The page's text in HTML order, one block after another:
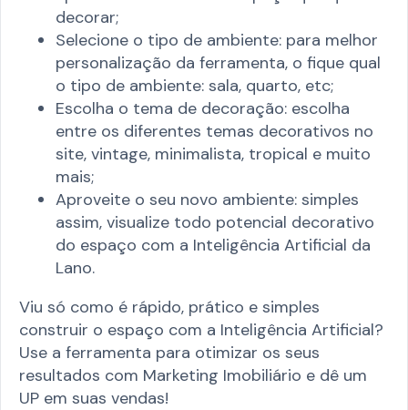
decorar;
Selecione o tipo de ambiente: para melhor
personalização da ferramenta, o fique qual
o tipo de ambiente: sala, quarto, etc;
Escolha o tema de decoração: escolha
entre os diferentes temas decorativos no
site, vintage, minimalista, tropical e muito
mais;
Aproveite o seu novo ambiente: simples
assim, visualize todo potencial decorativo
do espaço com a Inteligência Artificial da
Lano.
Viu só como é rápido, prático e simples
construir o espaço com a Inteligência Artificial?
Use a ferramenta para otimizar os seus
resultados com Marketing Imobiliário e dê um
UP em suas vendas!